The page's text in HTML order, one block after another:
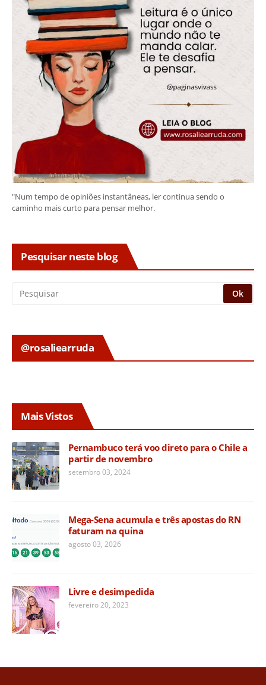
"Num tempo de opiniões instantâneas, ler continua sendo o
caminho mais curto para pensar melhor.
Pesquisar neste blog
@rosaliearruda
Mais Vistos
Pernambuco terá voo direto para o Chile a
partir de novembro
setembro 03, 2024
Mega-Sena acumula e três apostas do RN
faturam na quina
agosto 03, 2026
Livre e desimpedida
fevereiro 20, 2023